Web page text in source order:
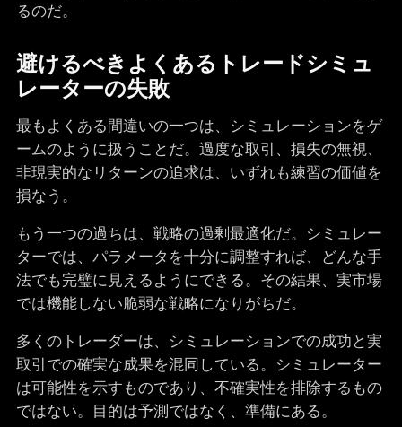
るのだ。
避けるべきよくあるトレードシミュ
レーターの失敗
最もよくある間違いの一つは、シミュレーションをゲ
ームのように扱うことだ。過度な取引、損失の無視、
非現実的なリターンの追求は、いずれも練習の価値を
損なう。
もう一つの過ちは、戦略の過剰最適化だ。シミュレー
ターでは、パラメータを十分に調整すれば、どんな手
法でも完璧に見えるようにできる。その結果、実市場
では機能しない脆弱な戦略になりがちだ。
多くのトレーダーは、シミュレーションでの成功と実
取引での確実な成果を混同している。シミュレーター
は可能性を示すものであり、不確実性を排除するもの
ではない。目的は予測ではなく、準備にある。